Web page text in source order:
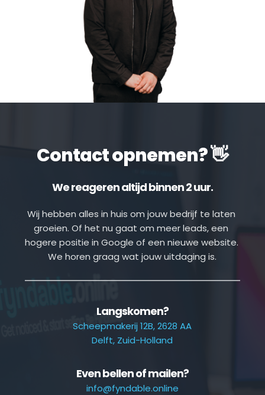
Contact opnemen? 👋
We reageren altijd binnen 2 uur.
Wij hebben alles in huis om jouw bedrijf te laten
groeien. Of het nu gaat om meer leads, een
hogere positie in Google of een nieuwe website.
We horen graag wat jouw uitdaging is.
Langskomen?
Scheepmakerij 12B, 2628 AA
Delft, Zuid-Holland
Even bellen of mailen?
info@fyndable.online